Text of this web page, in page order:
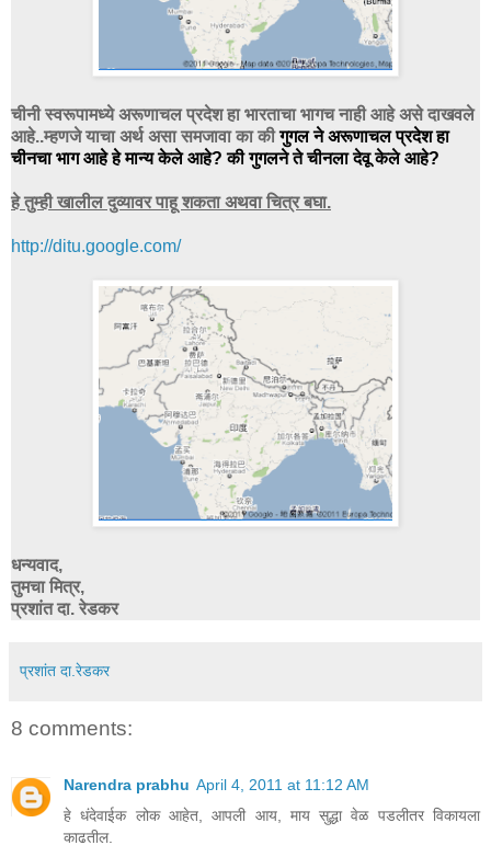
चीनी स्वरूपामध्ये अरूणाचल प्रदेश हा भारताचा भागच नाही आहे असे दाखवले
आहे..म्हणजे याचा अर्थ असा समजावा का कीगुगल ने अरूणाचल प्रदेश हा
चीनचा भाग आहे हे मान्य केले आहे? की गुगलने ते चीनला देवू केले आहे?
हे तुम्ही खालील दुव्यावर पाहू शकता अथवा चित्र बघा.
http://ditu.google.com/
धन्यवाद,
तुमचा मित्र,
प्रशांत दा. रेडकर
प्रशांत दा.रेडकर
8 comments:
Narendra prabhu April 4, 2011 at 11:12 AM
हे धंदेवाईक लोक आहेत, आपली आय, माय सुद्धा वेळ पडलीतर विकायला
काढतील.